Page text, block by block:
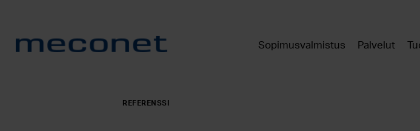
Sopimusvalmistus Palvelut
REFERENSSI